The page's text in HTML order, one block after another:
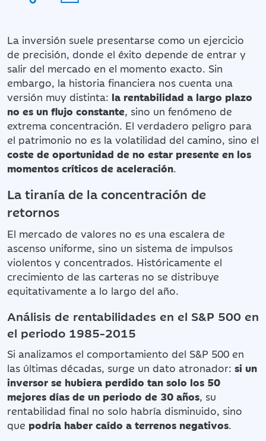
La inversión suele presentarse como un ejercicio
de precisión, donde el éxito depende de entrar y
salir del mercado en el momento exacto. Sin
embargo, la historia financiera nos cuenta una
versión muy distinta: la rentabilidad a largo plazo
no es un flujo constante, sino un fenómeno de
extrema concentración. El verdadero peligro para
el patrimonio no es la volatilidad del camino, sino el
coste de oportunidad de no estar presente en los
momentos críticos de aceleración.
La tiranía de la concentración de
retornos
El mercado de valores no es una escalera de
ascenso uniforme, sino un sistema de impulsos
violentos y concentrados. Históricamente el
crecimiento de las carteras no se distribuye
equitativamente a lo largo del año.
Análisis de rentabilidades en el S&P 500 en
el periodo 1985-2015
Si analizamos el comportamiento del S&P 500 en
las últimas décadas, surge un dato atronador: si un
inversor se hubiera perdido tan solo los 50
mejores días de un periodo de 30 años, su
rentabilidad final no solo habría disminuido, sino
que podría haber caído a terrenos negativos.